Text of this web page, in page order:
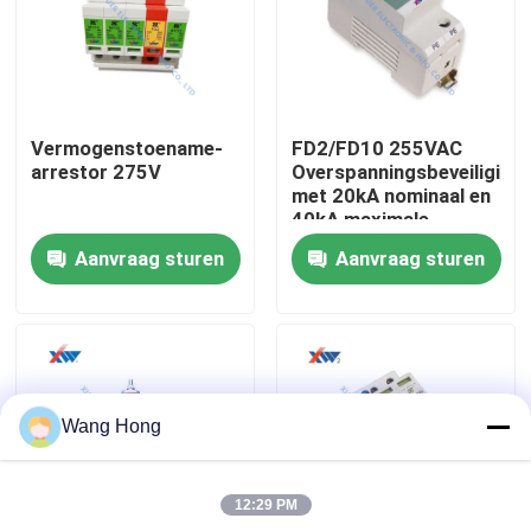
Ongeveer ons
Fabrieksreis
Verzoek om een Citaat
Hoogspannings Ceramische Condensator
De Condensatoren van de hoogspanningsdeurknop
Vermogenstoename-
arrestor 275V
Aanvraag sturen
FD2/FD10 255VAC
Overspanningsbeveiliging
met 20kA nominaal en
40kA maximale
inschakelstroom voor
N-PE bescherming
Aanvraag sturen
Wang Hong
12:29 PM